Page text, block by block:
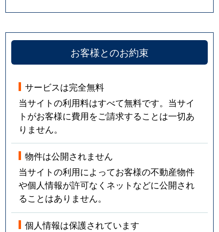
お客様とのお約束
サービスは完全無料
当サイトの利用料はすべて無料です。当サイ
トがお客様に費用をご請求することは一切あ
りません。
物件は公開されません
当サイトの利用によってお客様の不動産物件
や個人情報が許可なくネットなどに公開され
ることはありません。
個人情報は保護されています